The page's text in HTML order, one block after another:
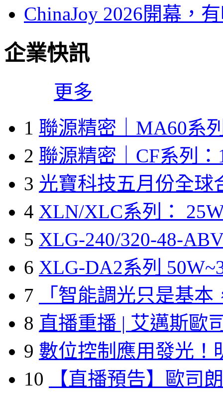
ChinaJoy 2026開幕，
企業快訊
更多
1 聯源精密｜MA60系
2 聯源精密｜CF系列：
3 光寶科技五月份全球
4 XLN/XLC系列：
5 XLG-240/320-48-
6 XLG-DA2系列
7
「智能調光只是基本
8 直播重播 | 艾邁斯歐
9 數位控制應用發光！
10
【直播預告】歐司